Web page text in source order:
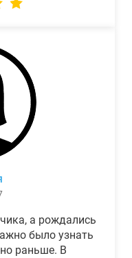
а рождались
было узнать
раньше. В